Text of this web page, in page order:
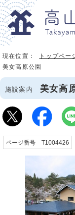
現在位置： トップペー
美女高原公園
施設案内 美女高
ページ番号 T1004426